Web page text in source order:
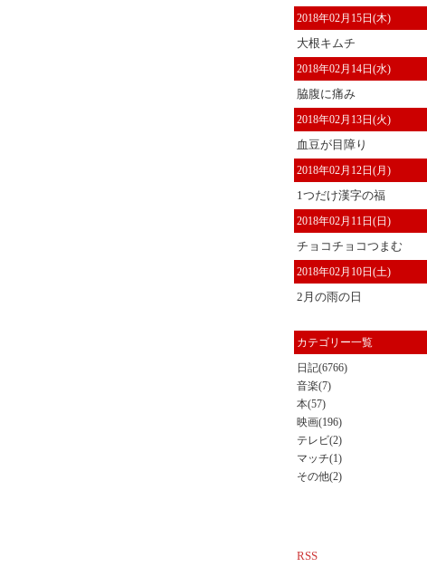
2018年02月15日(木)
大根キムチ
2018年02月14日(水)
脇腹に痛み
2018年02月13日(火)
血豆が目障り
2018年02月12日(月)
1つだけ漢字の福
2018年02月11日(日)
チョコチョコつまむ
2018年02月10日(土)
2月の雨の日
カテゴリー一覧
日記(6766)
音楽(7)
本(57)
映画(196)
テレビ(2)
マッチ(1)
その他(2)
RSS